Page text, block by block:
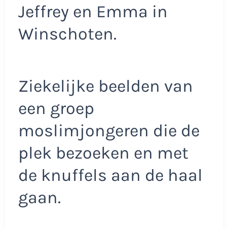
Jeffrey en Emma in
Winschoten.
Ziekelijke beelden van
een groep
moslimjongeren die de
plek bezoeken en met
de knuffels aan de haal
gaan.